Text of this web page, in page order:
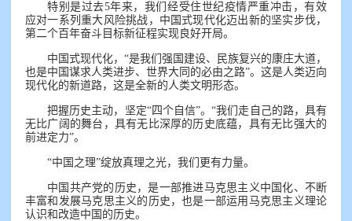
特别是过去5年来，我们经受住世纪疫情严重冲击，有效
应对一系列重大风险挑战，中国式现代化迈出新的坚实步伐，
第二个百年奋斗目标新征程实现良好开局。
中国式现代化，“是我们强国建设、民族复兴的康庄大道，
也是中国谋求人类进步、世界大同的必由之路”。这是人类迈向
现代化的新道路，这是全新的人类文明形态。
把握历史主动，坚定“四个自信”。“我们走自己的路，具有
无比广阔的舞台，具有无比深厚的历史底蕴，具有无比强大的
前进定力”。
“中国之理”绽放真理之光，我们更有力量。
中国共产党的历史，是一部推进马克思主义中国化、不断
丰富和发展马克思主义的历史，也是一部运用马克思主义理论
认识和改造中国的历史。